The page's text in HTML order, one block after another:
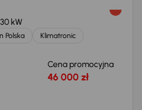
kW
Polska
Klimatronic
Cena promocyjna
46 000 zł